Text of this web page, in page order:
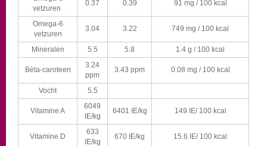
vetzuren
0.37 0.39 91 mg / 100 kcal
Omega-6
vetzuren
3.04 3.22 749 mg / 100 kcal
Mineralen 5.5 5.8 1.4 g / 100 kcal
Bèta-caroteen
3.24
ppm
3.43 ppm 0.08 mg / 100 kcal
Vocht 5.5
Vitamine A
6049
IE/kg
6401 IE/kg 149 IE/ 100 kcal
Vitamine D
633
IE/kg
670 IE/kg 15.6 IE/ 100 kcal